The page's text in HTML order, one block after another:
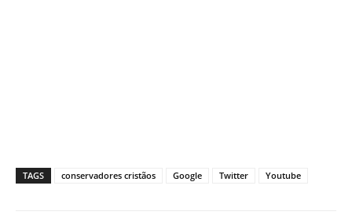
TAGS conservadores cristãos Google Twitter Youtube